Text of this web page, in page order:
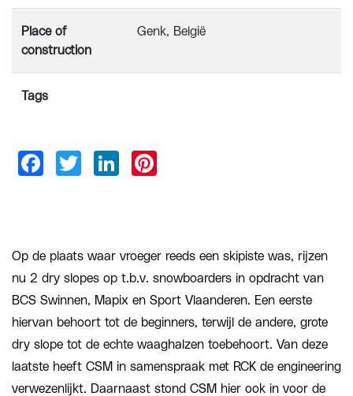
Place of
construction
Genk, België
Tags
Op de plaats waar vroeger reeds een skipiste was, rijzen
nu 2 dry slopes op t.b.v. snowboarders in opdracht van
BCS Swinnen, Mapix en Sport Vlaanderen. Een eerste
hiervan behoort tot de beginners, terwijl de andere, grote
dry slope tot de echte waaghalzen toebehoort. Van deze
laatste heeft CSM in samenspraak met RCK de engineering
verwezenlijkt. Daarnaast stond CSM hier ook in voor de